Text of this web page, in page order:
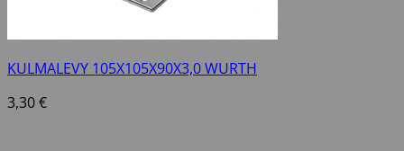
KULMALEVY 105X105X90X3,0 WURTH
3,30€